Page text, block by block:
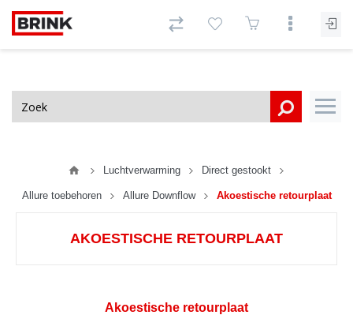
Luchtverwarming Direct gestookt
Allure toebehoren Allure Downflow Akoestische retourplaat
AKOESTISCHE RETOURPLAAT
Akoestische retourplaat